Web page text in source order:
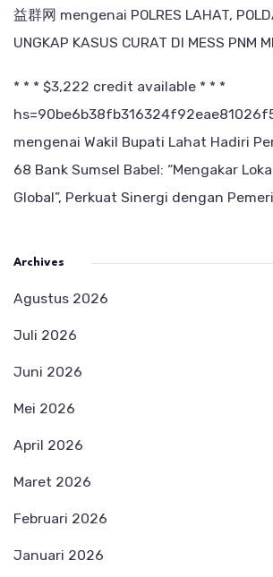
益群网 mengenai POLRES LAHAT,
UNGKAP KASUS CURAT DI MESS PNM
* * * $3,222 credit available * * *
mengenai Wakil Bupati Lahat Hadiri
68 Bank Sumsel Babel: “Mengakar
Global”, Perkuat Sinergi dengan
Archives
Agustus 2026
Juli 2026
Juni 2026
Mei 2026
April 2026
Maret 2026
Februari 2026
Januari 2026